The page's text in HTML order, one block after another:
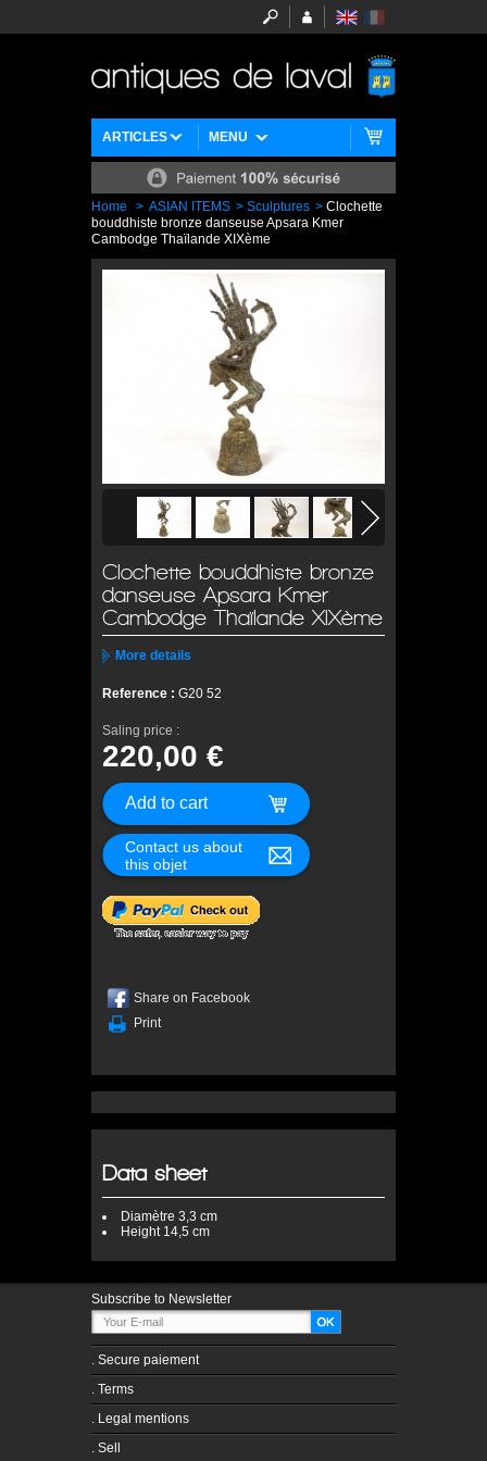
MENU
ARTICLES
Home > ASIAN ITEMS > Sculptures > Clochette
bouddhiste bronze danseuse Apsara Kmer
Cambodge Thaïlande XIXème
Clochette bouddhiste bronze
danseuse Apsara Kmer
Cambodge Thaïlande XIXème
More details
Reference : G20 52
Saling price :
220,00 €
Contact us about
this objet
Share on Facebook
Print
Data sheet
Diamètre 3,3 cm
Height14,5 cm
Subscribe to Newsletter
. Secure paiement
. Terms
. Legal mentions
. Sell